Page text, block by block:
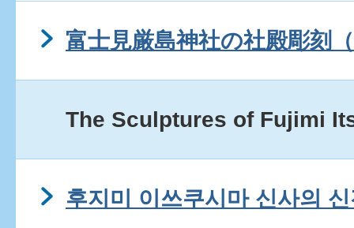
富士見厳島神社の社殿彫刻
The Sculptures of Fujimi
후지미 이쓰쿠시마 신사의